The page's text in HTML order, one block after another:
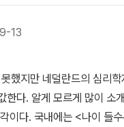
가 남긴 교훈이자, 망각의
다.
던 언어적, 문화적, 계급적
억과 예술, 기억과 매체, 개
관계, 기억들 간의 투쟁, 기
을 무대 위로 소환하며, 이
예술이 얼마나 탁월한 역할
억의 이면에 놓인 망각은
출판사가 다르네요) [세상
머리 추천사에서 '전문가 바
권하고 융합의 한 가지 형
전문가들을 모으는 방법을
공통의 질문이 놓여 있는
세상물정에 대해 대화를 나
으로 쓴 책이 바로 이 책이
13
했지만 네덜란드의 심리
한다. 알게 모르게 많이 소
이다. 국내에는 <나이 들